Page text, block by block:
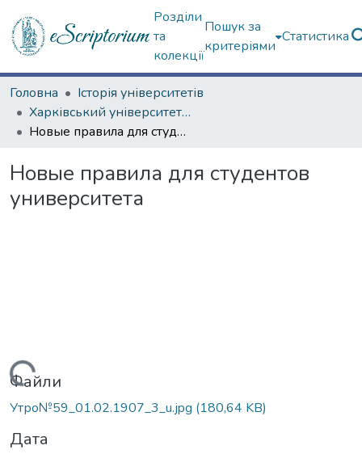
Розділи
та
колекції
Пошук за
критеріями
Статистика
Головна
Історія університетів
Харківський університет (сторінками періодичних видань)
Новые правила для студентов университета
Новые правила для студентов
университета
Вантажиться...
Файли
Утро№59_01.02.1907_3_u.jpg (180,64 KB)
Дата